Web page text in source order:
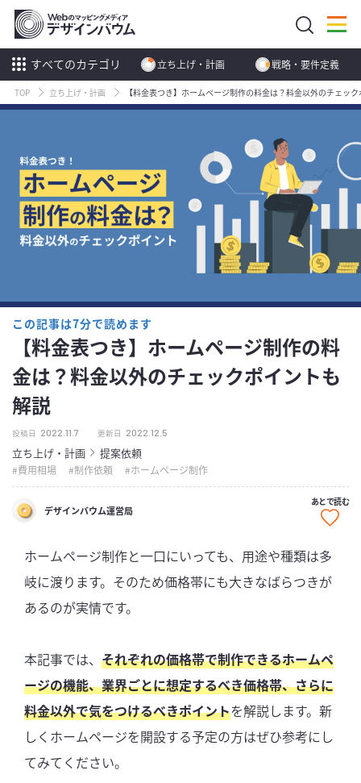
すべてのカテゴリ 立ち上げ・計画 戦略・要件定義
TOP 立ち上げ・計画 【料金表つき】ホームページ制作の料金は？料金以外のチェッ
この記事は7分で読めます
【料金表つき】ホームページ制作の料
金は？料金以外のチェックポイントも
解説
投稿日 2022.11.7 更新日 2022.12.5
立ち上げ・計画 提案依頼
費用相場 制作依頼 ホームページ制作
デザインバウム運営局
あとで読む
ホームページ制作と一口にいっても、用途や種類は多
岐に渡ります。そのため価格帯にも大きなばらつきが
あるのが実情です。
本記事では、 それぞれの価格帯で制作できるホームペ
ージの機能、業界ごとに想定するべき価格帯、さらに
料金以外で気をつけるべきポイントを解説します。新
しくホームページを開設する予定の方はぜひ参考にし
てみてください。